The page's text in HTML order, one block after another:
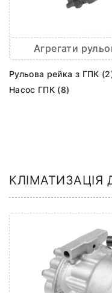
Агрегати
Рульова рейка з ГПК
Насос ГПК (8)
КЛІМАТИЗАЦІЯ